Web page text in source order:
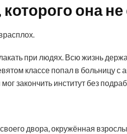
она
при людях. Всю жизнь
классе попал в больницу с
закончить институт без
двора, окружённая